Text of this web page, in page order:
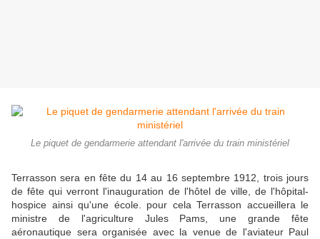
Le piquet de gendarmerie attendant l'arrivée du train ministériel
Terrasson sera en fête du 14 au 16 septembre 1912, trois jours
de fête qui verront l'inauguration de l'hôtel de ville, de l'hôpital-
hospice ainsi qu'une école. pour cela Terrasson accueillera le
ministre de l'agriculture Jules Pams, une grande fête
aéronautique sera organisée avec la venue de l'aviateur Paul